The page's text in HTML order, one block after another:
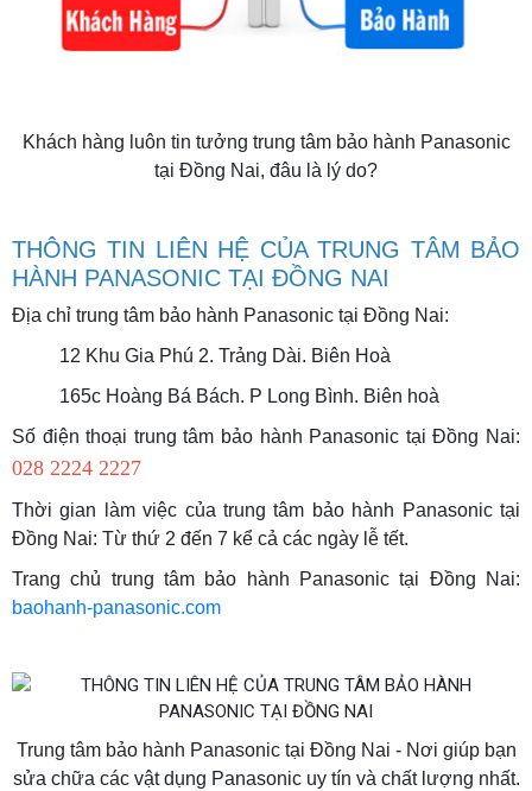
Khách hàng luôn tin tưởng trung tâm bảo hành Panasonic
tại Đồng Nai, đâu là lý do?
THÔNG TIN LIÊN HỆ CỦA TRUNG TÂM BẢO
HÀNH PANASONIC TẠI ĐỒNG NAI
Địa chỉ trung tâm bảo hành Panasonic tại Đồng Nai:
12 Khu Gia Phú 2. Trảng Dài. Biên Hoà
165c Hoàng Bá Bách. P Long Bình. Biên hoà
Số điện thoại trung tâm bảo hành Panasonic tại Đồng Nai:
028 2224 2227
Thời gian làm việc của trung tâm bảo hành Panasonic tại
Đồng Nai: Từ thứ 2 đến 7 kể cả các ngày lễ tết.
Trang chủ trung tâm bảo hành Panasonic tại Đồng Nai:
baohanh-panasonic.com
Trung tâm bảo hành Panasonic tại Đồng Nai - Nơi giúp bạn
sửa chữa các vật dụng Panasonic uy tín và chất lượng nhất.